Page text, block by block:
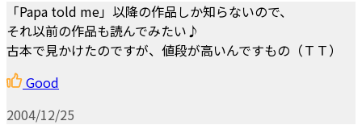
「Papa told me」以降の作品しか知らないので、
それ以前の作品も読んでみたい♪
古本で見かけたのですが、値段が高いんですもの（ＴＴ）
Good
2004/12/25